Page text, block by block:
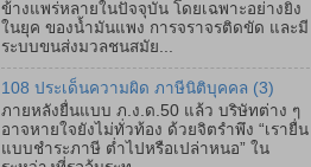
ข้างแพร่หลายในปัจจุบัน โดยเฉพาะอย่างยิ่ง
ในยุค ของน้ำมันแพง การจราจรติดขัด และมี
ระบบขนส่งมวลชนสมัย...
108 ประเด็นความผิด ภาษีนิติบุคคล (3)
ภายหลังยื่นแบบ ภ.ง.ด.50 แล้ว บริษัทต่าง ๆ
อาจหายใจยังไม่ทั่วท้อง ด้วยจิตรำพึง “เรายื่น
แบบชำระภาษี ต่ำไปหรือเปล่าหนอ” ใน